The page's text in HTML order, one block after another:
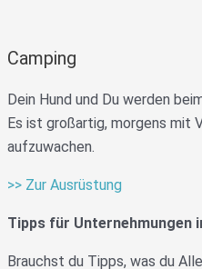
Camping
Dein Hund und Du werden
Es ist großartig, morgens mit
aufzuwachen.
>> Zur Ausrüstung
Tipps für Unternehmungen
Brauchst du Tipps, was du